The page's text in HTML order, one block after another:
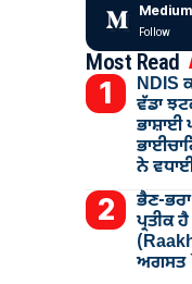
Medium
Follow
Most Read
NDIS
ਵੱਡਾ
ਭਾਸ਼ਾਈ
ਨੇ
ਭੈਣ-
ਪ੍ਰਤੀਕ
ਅਗਸਤ